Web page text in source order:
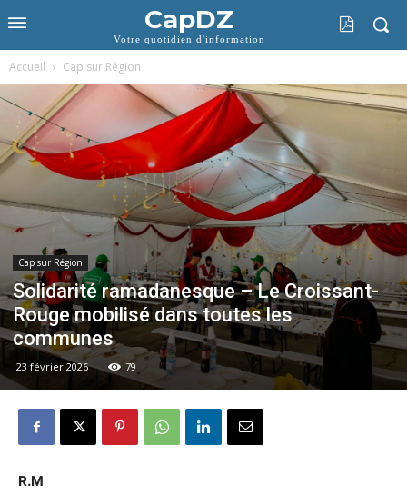
CapDZ
Votre quotidien d'information
Accueil Cap sur Région
Cap sur Région
Solidarité ramadanesque – Le Croissant-
Rouge mobilisé dans toutes les
communes
23 février 2026 79
R.M